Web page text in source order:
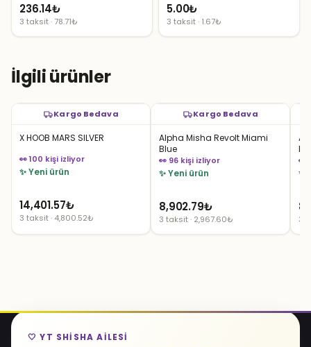
236.14₺
3 taksit · 78.71₺
5.00₺
3 taksit · 1.67₺
İlgili ürünler
Kargo Bedava
X HOOB MARS SILVER
👀 100 kişi izliyor
✨ Yeni ürün
14,401.57₺
3 taksit · 4,800.52₺
Kargo Bedava
Alpha Misha Revolt Miami
Blue
👀 96 kişi izliyor
✨ Yeni ürün
8,902.79₺
3 taksit · 2,967.60₺
👀
✨
3
🤍 YT SHISHA AILESI